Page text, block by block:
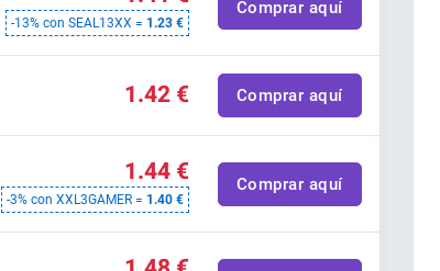
-13% con SEAL13XX = 1.23 €
Comprar aquí
1.42 € Comprar aquí
1.44 €
-3% con XXL3GAMER = 1.40 €
Comprar aquí